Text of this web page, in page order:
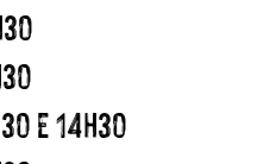
E 14H30